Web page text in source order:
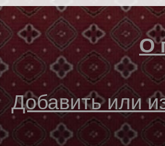
О
Добавить или